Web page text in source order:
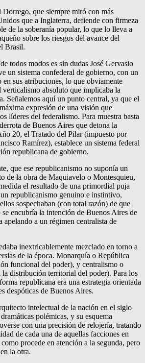
que siempre miró con más
que a Inglaterra, defiende con firmeza
de la soberanía popular, lo que lo lleva a
sobre los riesgos del avance del
Brasil.
todos modos es sin dudas José Gervasio
un sistema confederal de gobierno, con un
sus atribuciones, lo que obviamente
verticalismo absoluto que implicaba la
Señalemos aquí un punto central, ya que el
expresión de una visión que
líderes del federalismo. Para muestra basta
de Buenos Aires que detona la
20, el Tratado del Pilar (impuesto por
Ramírez), establece un sistema federal
republicana de gobierno.
que ese republicanismo no suponía un
de la obra de Maquiavelo o Montesquieu,
el resultado de una primordial puja
republicanismo genuino e instintivo,
sospechaban (con total razón) de que
encubría la intención de Buenos Aires de
apelando a un régimen centralista de
inextricablemente mezclado en torno a
de la época. Monarquía o República
funcional del poder), y centralismo o
la distribución territorial del poder). Para los
republicana era una estrategia orientada
despóticas de Buenos Aires.
intelectual de la nación en el siglo
polémicas, y su esquema
con una precisión de relojería, tratando
de cada una de aquellas facciones en
procede en atención a la segunda, pero
la otra.